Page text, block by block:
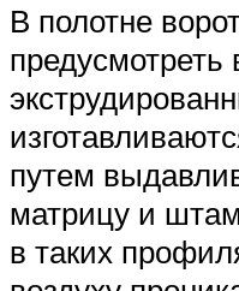
В полотне
предусмотреть
путем
матрицу и
в таких